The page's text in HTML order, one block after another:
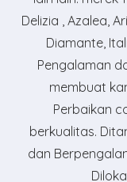
Delizia , Azalea,
Diamante,
Pengalaman
membuat
Perbaikan
berkualitas.
dan